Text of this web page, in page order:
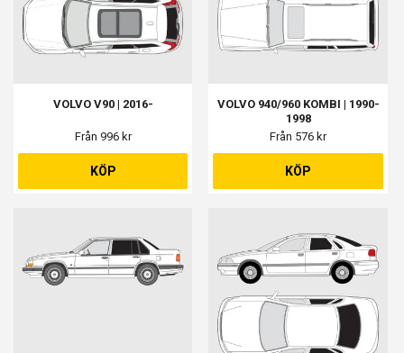
VOLVO V90 | 2016-
Från 996 kr
KÖP
VOLVO 940/960 KOMBI | 1990-
1998
Från 576 kr
KÖP